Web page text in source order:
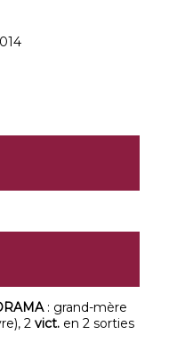
: grand-mère
2vict. en 2 sorties